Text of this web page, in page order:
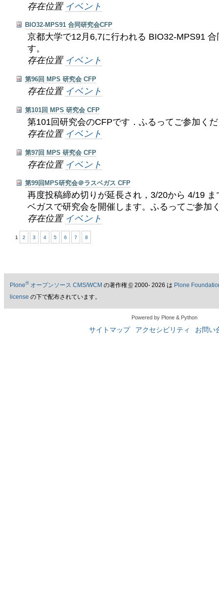
存在位置 イベント
BIO32-MPS91 合同研究会CFP
京都大学で12月6,7に行われる BIO32-MPS91
す。
存在位置 イベント
第96回 MPS 研究会 CFP
存在位置 イベント
第101回 MPS 研究会 CFP
第101回研究会のCFPです．ふるってご参加く
存在位置 イベント
第97回 MPS 研究会 CFP
存在位置 イベント
第99回MPS研究会＠ラスベガス CFP
再度投稿締め切りが延長され，3/20から 4/19
ベガスで研究会を開催します。ふるってご参加
存在位置 イベント
1 2 3 4 5 6 7 8
Plone®オープンソース CMS/WCM の著作権 ©2000- 2026 は Plone
license の下で配布されています。
Powered by Plone & Python
サイトマップ アクセシビリティ お問い